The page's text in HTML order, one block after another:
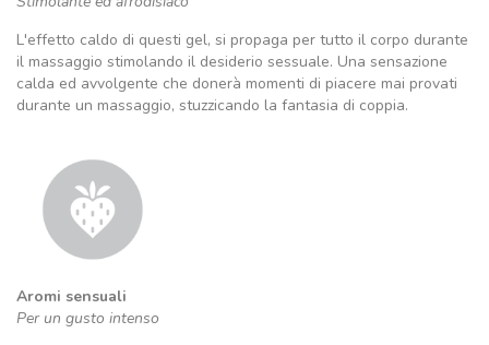
L'effetto caldo di questi gel, si propaga per tutto il corpo durante
il massaggio stimolando il desiderio sessuale. Una sensazione
calda ed avvolgente che donerà momenti di piacere mai provati
durante un massaggio, stuzzicando la fantasia di coppia.
Aromi sensuali
Per un gusto intenso